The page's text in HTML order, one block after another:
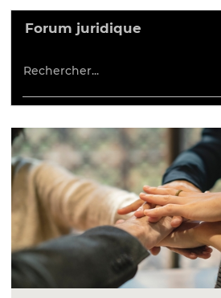
Forum juridique